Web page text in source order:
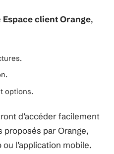
Espace client Orange,
options.
d’accéder facilement
proposés par Orange,
l’application mobile.